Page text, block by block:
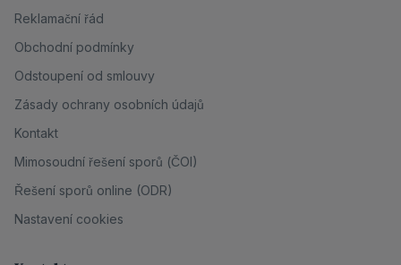
Reklamační řád
Obchodní podmínky
Odstoupení od smlouvy
Zásady ochrany osobních údajů
Kontakt
Mimosoudní řešení sporů (ČOI)
Řešení sporů online (ODR)
Nastavení cookies